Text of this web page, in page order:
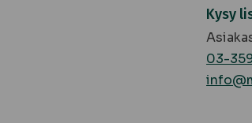
Kysy
03-